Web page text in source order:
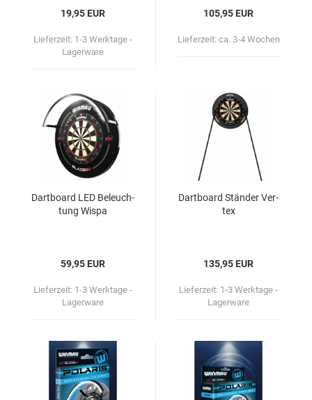
19,95 EUR
Lieferzeit: 1-3 Werktage -
Lagerware
105,95 EUR
Lieferzeit: ca. 3-4 Wochen
Dart­board LED Be­leuch­
tung Wispa
59,95 EUR
Lieferzeit: 1-3 Werktage -
Lagerware
Dart­board Stän­der Ver­
tex
135,95 EUR
Lieferzeit: 1-3 Werktage -
Lagerware